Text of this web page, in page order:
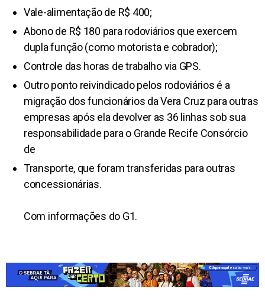
Vale-alimentação de R$ 400;
Abono de R$ 180 para rodoviários que exercem
dupla função (como motorista e cobrador);
Controle das horas de trabalho via GPS.
Outro ponto reivindicado pelos rodoviários é a
migração dos funcionários da Vera Cruz para outras
empresas após ela devolver as 36 linhas sob sua
responsabilidade para o Grande Recife Consórcio
de
Transporte, que foram transferidas para outras
concessionárias.
Com informações do G1.